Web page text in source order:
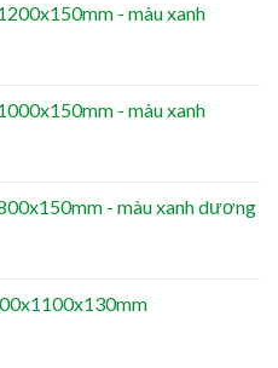
- màu xanh
- màu xanh
- màu xanh dương